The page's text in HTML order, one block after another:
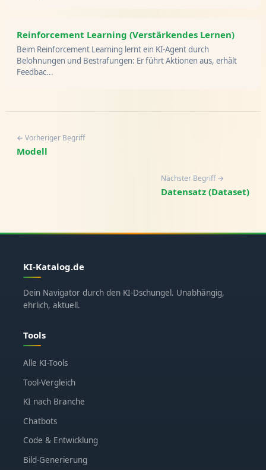
Reinforcement Learning (Verstärkendes Lernen)
Beim Reinforcement Learning lernt ein KI-Agent durch
Belohnungen und Bestrafungen: Er führt Aktionen aus, erhält
Feedbac...
← Vorheriger Begriff
Modell
Nächster Begriff →
Datensatz (Dataset)
KI-Katalog.de
Dein Navigator durch den KI-Dschungel. Unabhängig,
ehrlich, aktuell.
Tools
Alle KI-Tools
Tool-Vergleich
KI nach Branche
Chatbots
Code & Entwicklung
Bild-Generierung